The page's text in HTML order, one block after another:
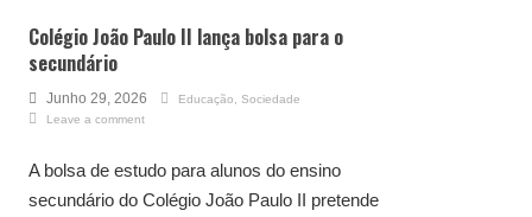
Colégio João Paulo II lança bolsa para o
secundário
Junho 29, 2026 Educação, Sociedade
Leave a comment
A bolsa de estudo para alunos do ensino
secundário do Colégio João Paulo II pretende